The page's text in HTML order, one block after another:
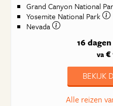
Grand Canyon National
Yosemite National Park
Nevada
16 dagen
va €
BEKIJK
Alle reizen